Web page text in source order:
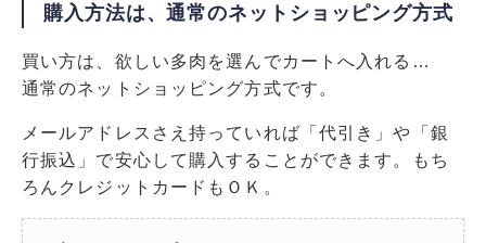
購入方法は、通常のネットショッピング方式
買い方は、欲しい多肉を選んでカートへ入れる…
通常のネットショッピング方式です。
メールアドレスさえ持っていれば「代引き」や「銀
行振込」で安心して購入することができます。もち
ろんクレジットカードもＯＫ。